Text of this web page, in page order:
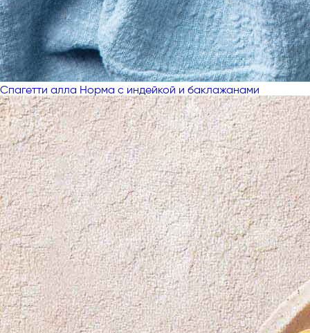
Спагетти алла Норма с индейкой и баклажанами